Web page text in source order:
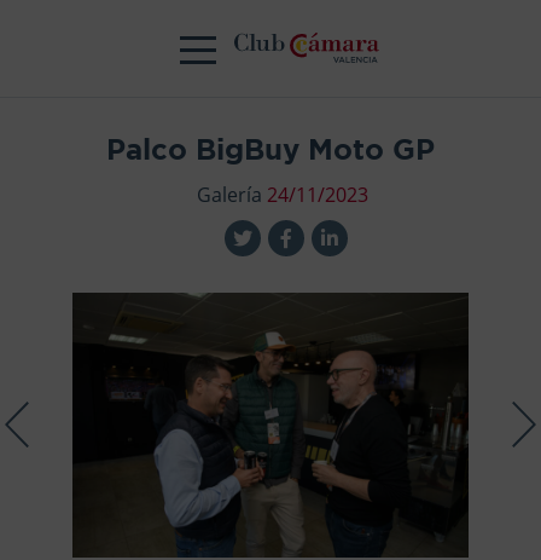
Palco BigBuy Moto GP
Galería 24/11/2023